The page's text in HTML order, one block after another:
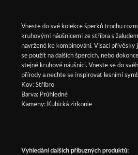
Vneste do své kolekce šperků trochu
kruhovými náušnicemi ze stříbra s
navržené ke kombinování. Visací přívěsky
se použít na dalších špercích, nebo
stejné kruhové náušnici. Vneste se do
přírody a nechte se inspirovat lesními
Kov: Stříbro
Barva: Průhledné
Kameny: Kubická zirkonie
Vyhledání dalších příbuzných produktů: